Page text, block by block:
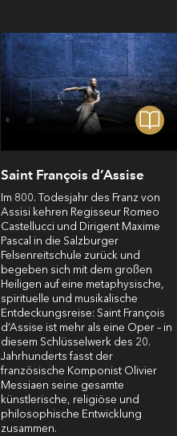
Saint François d’Assise
Im 800. Todesjahr des Franz von
Assisi kehren Regisseur Romeo
Castellucci und Dirigent Maxime
Pascal in die Salzburger
Felsenreitschule zurück und
begeben sich mit dem großen
Heiligen auf eine metaphysische,
spirituelle und musikalische
Entdeckungsreise: Saint François
d’Assise ist mehr als eine Oper – in
diesem Schlüsselwerk des 20.
Jahrhunderts fasst der
französische Komponist Olivier
Messiaen seine gesamte
künstlerische, religiöse und
philosophische Entwicklung
zusammen.